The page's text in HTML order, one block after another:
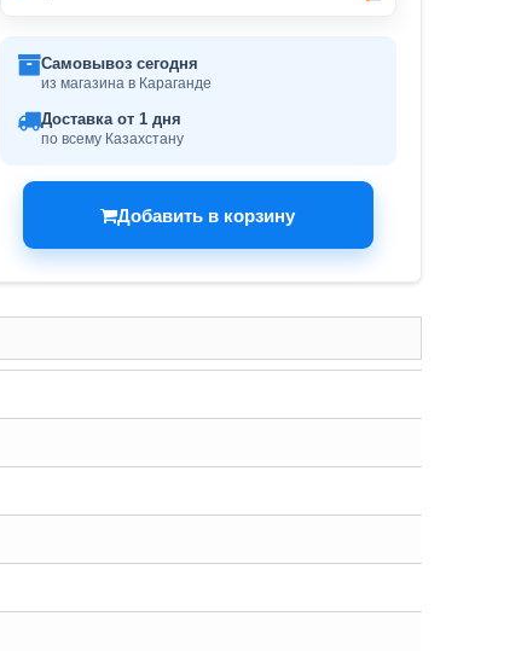
Самовывоз сегодня
из магазина в Караганде
Доставка от 1 дня
по всему Казахстану
Добавить в корзину